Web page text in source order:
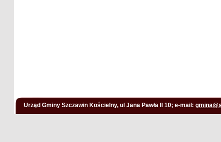
Urząd Gminy Szczawin Kościelny, ul Jana Pawła II 10; e-mail: